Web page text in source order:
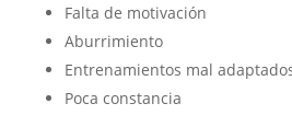
Falta de motivación
Aburrimiento
Entrenamientos mal
Poca constancia